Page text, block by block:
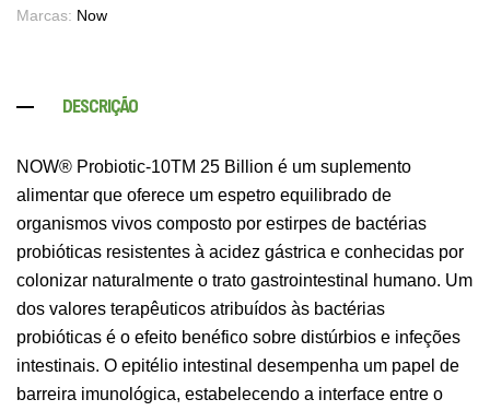
Marcas: Now
DESCRIÇÃO
NOW® Probiotic-10TM 25 Billion é um suplemento
alimentar que oferece um espetro equilibrado de
organismos vivos composto por estirpes de bactérias
probióticas resistentes à acidez gástrica e conhecidas por
colonizar naturalmente o trato gastrointestinal humano. Um
dos valores terapêuticos atribuídos às bactérias
probióticas é o efeito benéfico sobre distúrbios e infeções
intestinais. O epitélio intestinal desempenha um papel de
barreira imunológica, estabelecendo a interface entre o